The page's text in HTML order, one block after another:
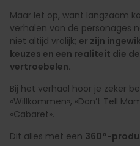
Maar let op, want langzaam
verhalen van de personages
niet altijd vrolijk; er zijn
keuzes en een realiteit die
vertroebelen.
Bij het verhaal hoor je zeker
«Willkommen», «Don’t Tell
«Cabaret».
Dit alles met een 360°-